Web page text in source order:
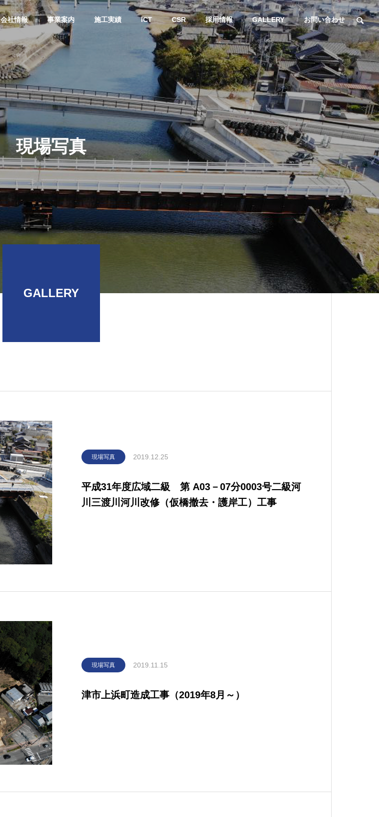
会社情報 事業案内 施工実績 ICT CSR 採用情報 GALLERY お問い合わせ
現場写真
GALLERY
現場写真 2019.12.25
平成31年度広域二級 第 A03－07分0003号二級河
川三渡川河川改修（仮橋撤去・護岸工）工事
現場写真 2019.11.15
津市上浜町造成工事（2019年8月～）